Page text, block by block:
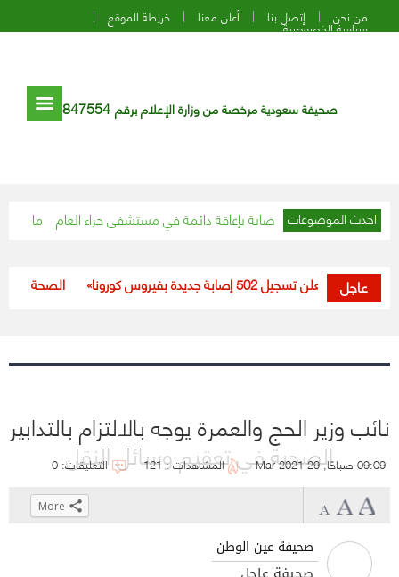
من نحن إتصل بنا أعلن معنا خريطة الموقع
سياسة الخصوصية
صحيفة سعودية مرخصة من وزارة الإعلام برقم 847554
احدث الموضوعات
مريضة من خطر الإصابة بإعاقة دائمة في مستشفى حراء العام ماذا يحدث
عاجل “الصحة”: تسجيل 531 حالة إصابة بكورونا خلال الـ24 ساعة الماضية «الصحة» تعلن تسجيل 502 إصابة جديدة بفيروس كورونا
نائب وزير الحج والعمرة يوجه بالالتزام بالتدابير
الصحية في تعقيم وسائل النقل 09:09 صباحًا, 29 Mar 2021 المشاهدات : 121 التعليقات: 0
صحيفة عين الوطن
Click
More